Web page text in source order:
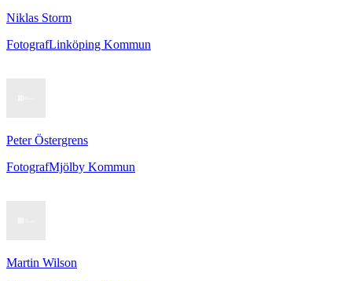
Niklas Storm
FotografLinköping Kommun
Peter Östergrens
FotografMjölby Kommun
Martin Wilson